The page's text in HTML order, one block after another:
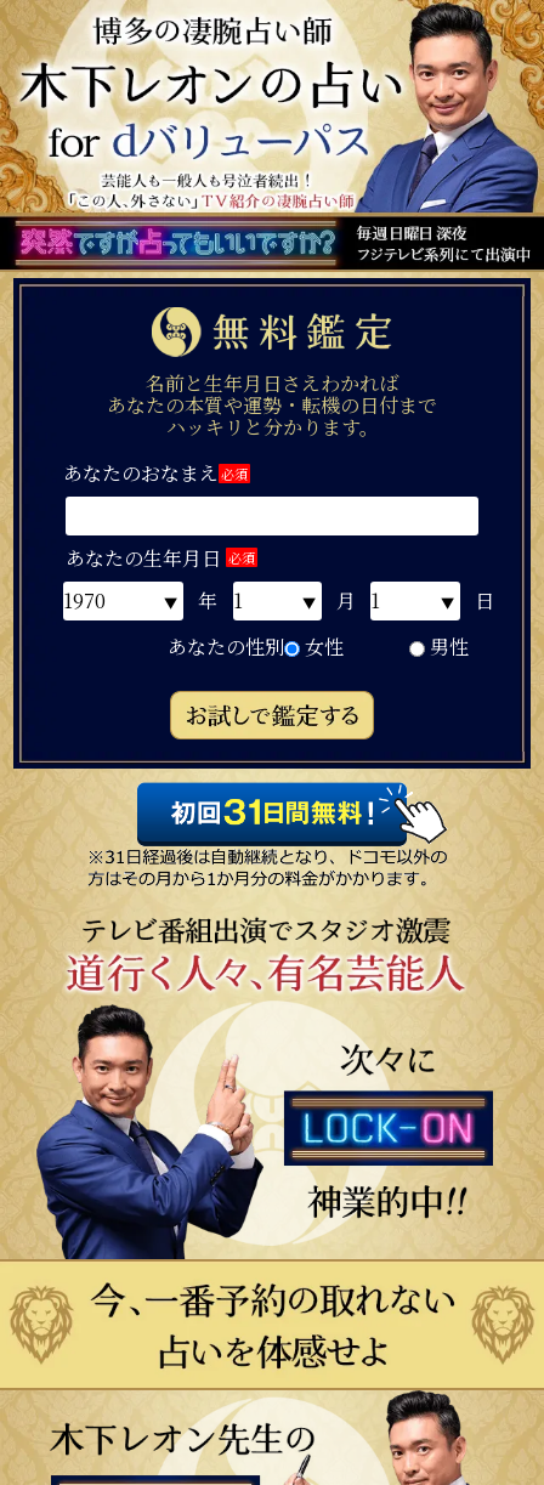
名前と生年月日さえわかれば
あなたの本質や運勢・転機の日付まで
ハッキリと分かります。
あなたのおなまえ必須
あなたの生年月日 必須
年 月 日
生年月日 必須
年 月
あなたの性別 女性 男性